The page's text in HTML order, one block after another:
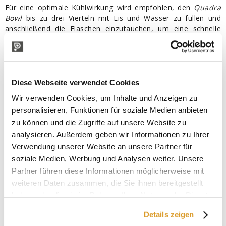
Diese Webseite verwendet Cookies
Wir verwenden Cookies, um Inhalte und Anzeigen zu
personalisieren, Funktionen für soziale Medien anbieten
zu können und die Zugriffe auf unsere Website zu
analysieren. Außerdem geben wir Informationen zu Ihrer
Verwendung unserer Website an unsere Partner für
soziale Medien, Werbung und Analysen weiter. Unsere
Partner führen diese Informationen möglicherweise mit
weiteren Daten zusammen, die Sie ihnen bereitgestellt
Details zeigen
Für eine optimale Kühlwirkung wird empfohlen, den Quadra
Bowlbis zu drei Vierteln mit Eis und Wasser zu füllen und
anschließend die Flaschen einzutauchen, um eine schnelle
und effiziente Kühlung zu gewährleisten. Diese Methode hält
die ideale Temperatur von Wein oder Sekt über die gesamte
Dauer des Essens oder Events aufrecht, betont dabei die
für ein perfektes Verkostungserlebnis vom ersten bis zum
Eigenschaften desQuadra BowlSektkühlers
für Wein und Champagner:
Material: Hergestellt aus PMMA (Plexiglas)
SMMA
(Acrystex)
hochwertig, BPA-frei, widerstandsfähig und
lebensmittelgeeignet gemäß EU-Verordnung 10/2011/CE.
Kapazität:10,5 L, ideal für 4 oder 5 Flaschen Wein oder
Sekt.
Ergonomisch, stapelbar, dickwandig und sehr